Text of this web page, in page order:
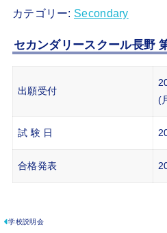
カテゴリー: Secondary
セカンダリースクール長野
出願受付
(
試 験 日
合格発表
学校説明会